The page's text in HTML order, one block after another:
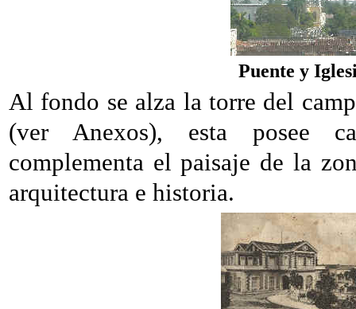
Puente y
Al fondo se alza la torre del
(ver Anexos), esta posee
complementa el paisaje de la
arquitectura e historia.